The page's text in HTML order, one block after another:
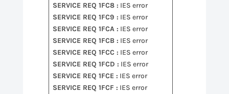
SERVICE REQ 1FC8 : IES error
SERVICE REQ 1FC9 : IES error
SERVICE REQ 1FCA : IES error
SERVICE REQ 1FCB : IES error
SERVICE REQ 1FCC : IES error
SERVICE REQ 1FCD : IES error
SERVICE REQ 1FCE : IES error
SERVICE REQ 1FCF : IES error